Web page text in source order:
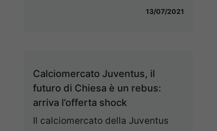
13/07/2021
Calciomercato Juventus, il
futuro di Chiesa è un rebus:
arriva l’offerta shock
Il calciomercato della Juventus